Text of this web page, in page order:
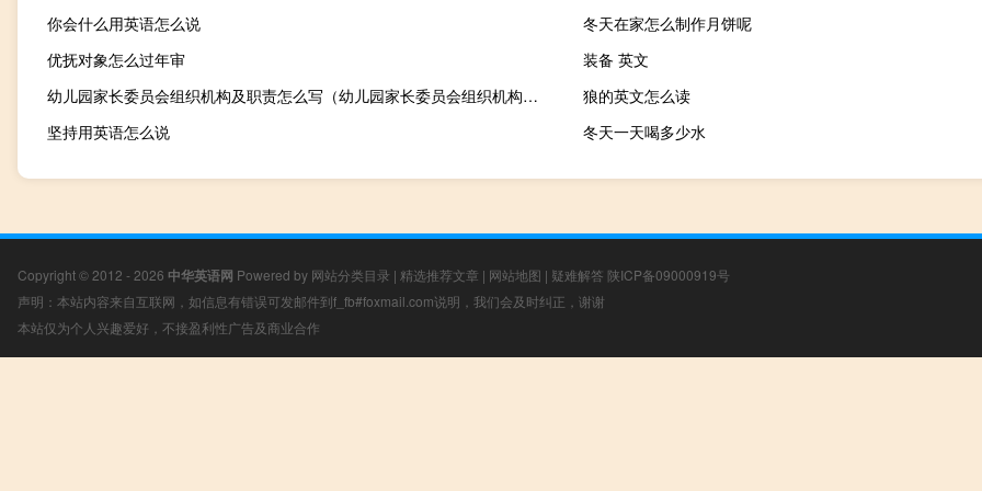
你会什么用英语怎么说
冬天在家怎么制作月饼呢
优抚对象怎么过年审
装备 英文
幼儿园家长委员会组织机构及职责怎么写（幼儿园家长委员会组织机构及职责）
狼的英文怎么读
坚持用英语怎么说
冬天一天喝多少水
Copyright © 2012 - 2026 中华英语网 Powered by 网站分类目录 | 精选推荐文章 | 网站地图 | 疑难解答 陕ICP备09000919号
声明：本站内容来自互联网，如信息有错误可发邮件到f_fb#foxmail.com说明，我们会及时纠正，谢谢
本站仅为个人兴趣爱好，不接盈利性广告及商业合作